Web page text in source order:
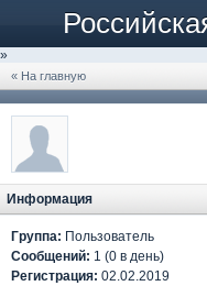
»
« На главную
Информация
Группа: Пользователь
Сообщений: 1 (0 в день)
Регистрация: 02.02.2019